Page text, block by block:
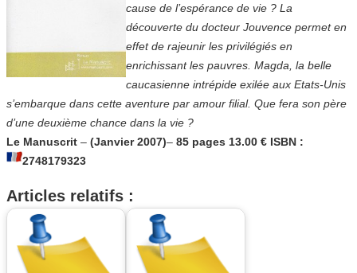
cause de l’espérance de vie ? La
découverte du docteur Jouvence permet en
effet de rajeunir les privilégiés en
enrichissant les pauvres. Magda, la belle
caucasienne intrépide exilée aux Etats-Unis
s’embarque dans cette aventure par amour filial. Que fera son père
d’une deuxième chance dans la vie ?
Le Manuscrit – (Janvier 2007)– 85 pages 13.00 € ISBN :
2748179323
Articles relatifs :